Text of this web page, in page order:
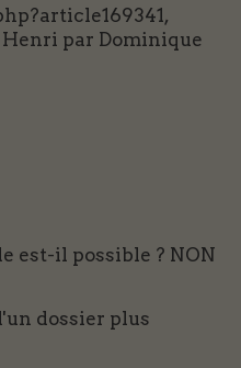
par Dominique
est-il possible ? NON
dossier plus